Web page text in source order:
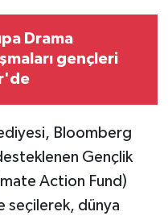
Drama
gençleri
Bloomberg
Gençlik
Action Fund)
seçilerek, dünya